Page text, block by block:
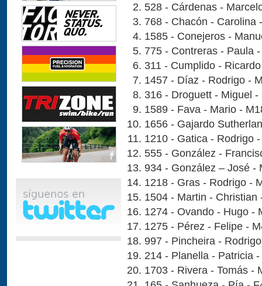
528 - Cárdenas -
768 - Chacón - Carolina
1585 - Conejeros -
775 - Contreras - Paula
311 - Cumplido -
1457 - Díaz - Rodrigo -
316 - Droguett - Miguel -
1589 - Fava - Mario -
1656 - Gajardo
1210 - Gatica - Rodrigo
555 - González -
934 - González – José -
1218 - Gras - Rodrigo -
1504 - Martin - Christian
1274 - Ovando - Hugo -
1275 - Pérez - Felipe -
997 - Pincheira -
214 - Planella - Patricia
1703 - Rivera - Tomás -